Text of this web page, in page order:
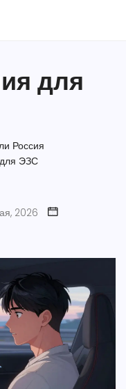
для
Россия
ЭЗС
2026